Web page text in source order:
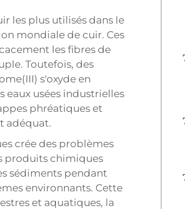
les plus utilisés dans le
mondiale de cuir. Ces
les fibres de
Toutefois, des
s'oxyde en
eaux usées industrielles
phréatiques et
adéquat.
crée des problèmes
produits chimiques
sédiments pendant
environnants. Cette
et aquatiques, la